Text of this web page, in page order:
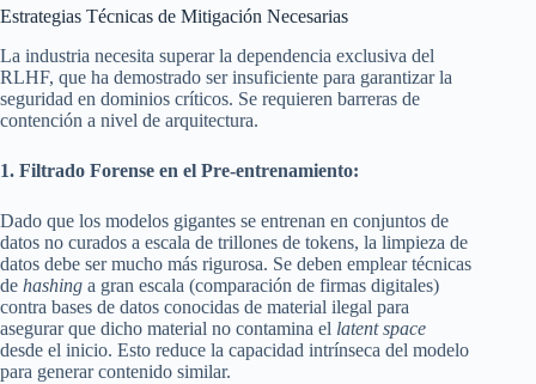
Estrategias Técnicas de Mitigación Necesarias
La industria necesita superar la dependencia exclusiva del
RLHF, que ha demostrado ser insuficiente para garantizar la
seguridad en dominios críticos. Se requieren barreras de
contención a nivel de arquitectura.
1. Filtrado Forense en el Pre-entrenamiento:
Dado que los modelos gigantes se entrenan en conjuntos de
datos no curados a escala de trillones de tokens, la limpieza de
datos debe ser mucho más rigurosa. Se deben emplear técnicas
de hashing a gran escala (comparación de firmas digitales)
contra bases de datos conocidas de material ilegal para
asegurar que dicho material no contamina el latent space
desde el inicio. Esto reduce la capacidad intrínseca del modelo
para generar contenido similar.